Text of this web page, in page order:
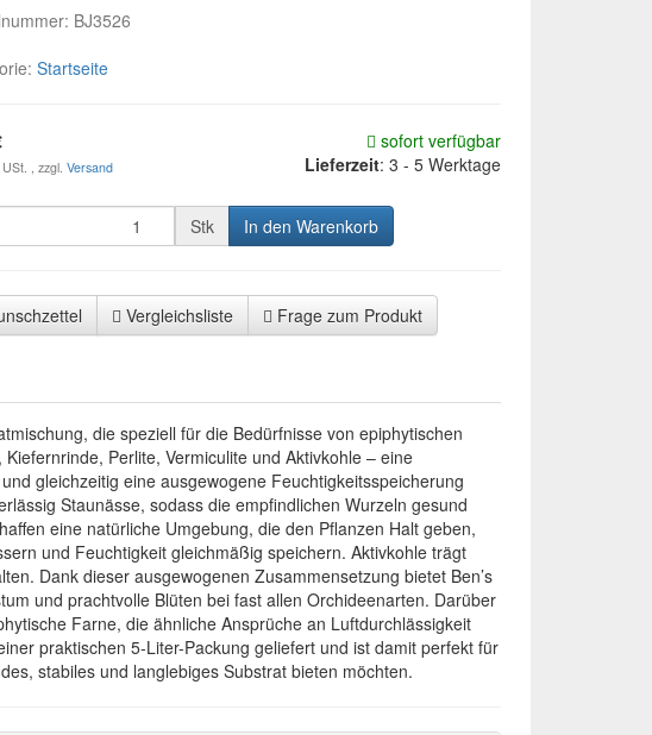
BJ3526
Startseite
, zzgl. Versand
sofort verfügbar
Lieferzeit: 3 - 5 Werktage
Stk In den Warenkorb
Vergleichsliste Frage zum Produkt
die speziell für die Bedürfnisse von epiphytischen
Perlite, Vermiculite und Aktivkohle – eine
gleichzeitig eine ausgewogene Feuchtigkeitsspeicherung
Staunässe, sodass die empfindlichen Wurzeln gesund
eine natürliche Umgebung, die den Pflanzen Halt geben,
und Feuchtigkeit gleichmäßig speichern. Aktivkohle trägt
Dank dieser ausgewogenen Zusammensetzung bietet Ben’s
und prachtvolle Blüten bei fast allen Orchideenarten. Darüber
Farne, die ähnliche Ansprüche an Luftdurchlässigkeit
praktischen 5-Liter-Packung geliefert und ist damit perfekt für
stabiles und langlebiges Substrat bieten möchten.